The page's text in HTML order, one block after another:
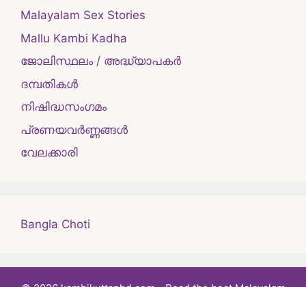
Malayalam Sex Stories
Mallu Kambi Kadha
ജോലിസ്ഥലം / അദ്ധ്യാപകർ
ദമ്പതികള്‍
നിഷിദ്ധസംഗമം
പ്രണയവർണ്ണങ്ങൾ
വേലക്കാരി
Bangla Choti